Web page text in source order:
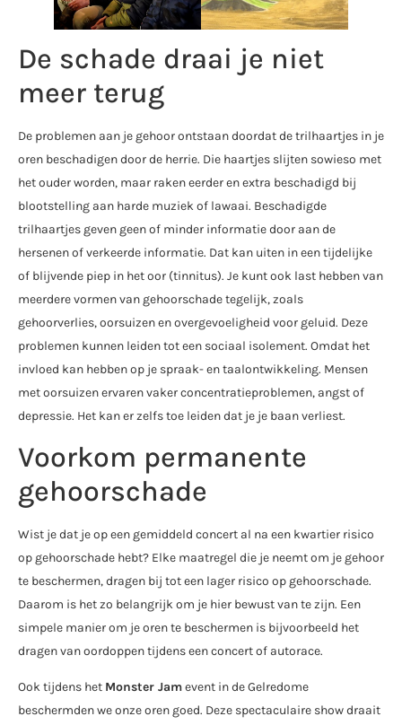
De schade draai je niet
meer terug
De problemen aan je gehoor ontstaan doordat de trilhaartjes in je
oren beschadigen door de herrie. Die haartjes slijten sowieso met
het ouder worden, maar raken eerder en extra beschadigd bij
blootstelling aan harde muziek of lawaai. Beschadigde
trilhaartjes geven geen of minder informatie door aan de
hersenen of verkeerde informatie. Dat kan uiten in een tijdelijke
of blijvende piep in het oor (tinnitus). Je kunt ook last hebben van
meerdere vormen van gehoorschade tegelijk, zoals
gehoorverlies, oorsuizen en overgevoeligheid voor geluid. Deze
problemen kunnen leiden tot een sociaal isolement. Omdat het
invloed kan hebben op je spraak- en taalontwikkeling. Mensen
met oorsuizen ervaren vaker concentratieproblemen, angst of
depressie. Het kan er zelfs toe leiden dat je je baan verliest.
Voorkom permanente
gehoorschade
Wist je dat je op een gemiddeld concert al na een kwartier risico
op gehoorschade hebt? Elke maatregel die je neemt om je gehoor
te beschermen, dragen bij tot een lager risico op gehoorschade.
Daarom is het zo belangrijk om je hier bewust van te zijn. Een
simpele manier om je oren te beschermen is bijvoorbeeld het
dragen van oordoppen tijdens een concert of autorace.
Ook tijdens het Monster Jamevent in de Gelredome
beschermden we onze oren goed. Deze spectaculaire show draait